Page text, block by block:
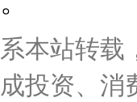
本站转
投资、消